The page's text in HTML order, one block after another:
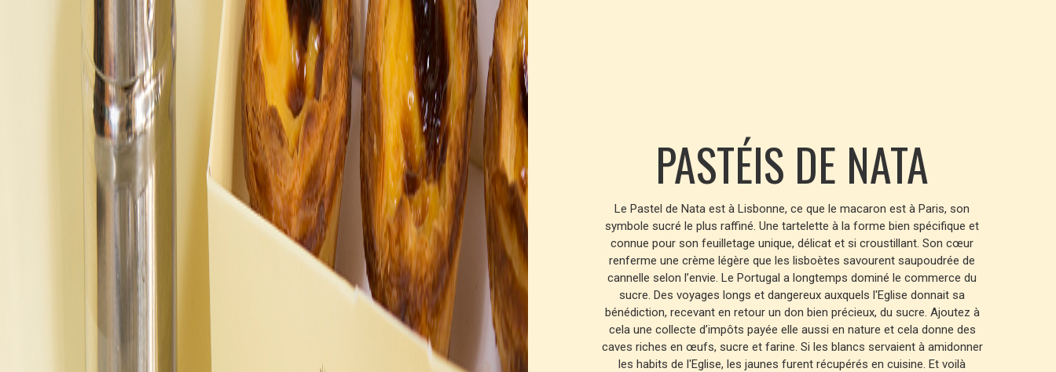
PASTÉIS DE NATA
Le Pastel de Nata est à Lisbonne, ce que le macaron est à Paris, son
symbole sucré le plus raffiné. Une tartelette à la forme bien spécifique et
connue pour son feuilletage unique, délicat et si croustillant. Son cœur
renferme une crème légère que les lisboètes savourent saupoudrée de
cannelle selon l’envie. Le Portugal a longtemps dominé le commerce du
sucre. Des voyages longs et dangereux auxquels l'Eglise donnait sa
bénédiction, recevant en retour un don bien précieux, du sucre. Ajoutez à
cela une collecte d’impôts payée elle aussi en nature et cela donne des
caves riches en œufs, sucre et farine. Si les blancs servaient à amidonner
les habits de l'Eglise, les jaunes furent récupérés en cuisine. Et voilà